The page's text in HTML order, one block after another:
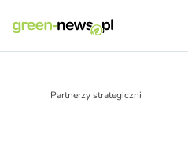
Partnerzy strategiczni